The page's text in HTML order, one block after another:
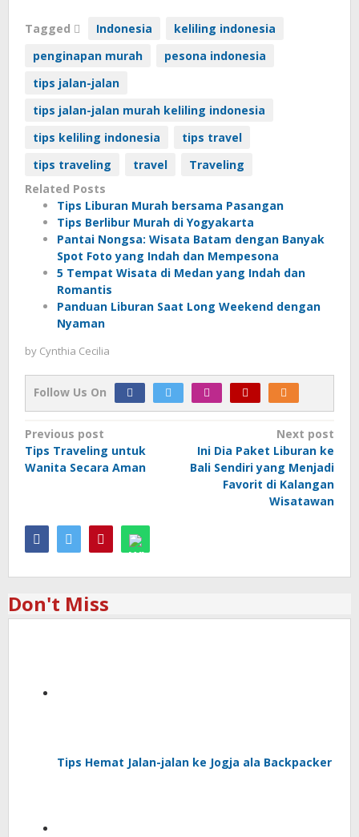
Tagged Indonesia
keliling indonesia
penginapan murah
pesona indonesia
tips jalan-jalan
tips jalan-jalan murah keliling indonesia
tips keliling indonesia
tips travel
tips traveling
travel
Traveling
Related Posts
Tips Liburan Murah bersama Pasangan
Tips Berlibur Murah di Yogyakarta
Pantai Nongsa: Wisata Batam dengan Banyak
Spot Foto yang Indah dan Mempesona
5 Tempat Wisata di Medan yang Indah dan
Romantis
Panduan Liburan Saat Long Weekend dengan
Nyaman
by Cynthia Cecilia
Follow Us On
Post
navigation
Previous post
Tips Traveling untuk
Wanita Secara Aman
Next post
Ini Dia Paket Liburan ke
Bali Sendiri yang Menjadi
Favorit di Kalangan
Wisatawan
Don't Miss
Tips Hemat Jalan-jalan ke Jogja ala Backpacker